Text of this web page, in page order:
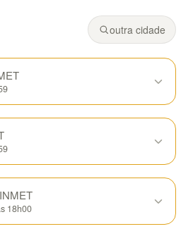
parcialmente nublado, mínima
outra cidade
18h00